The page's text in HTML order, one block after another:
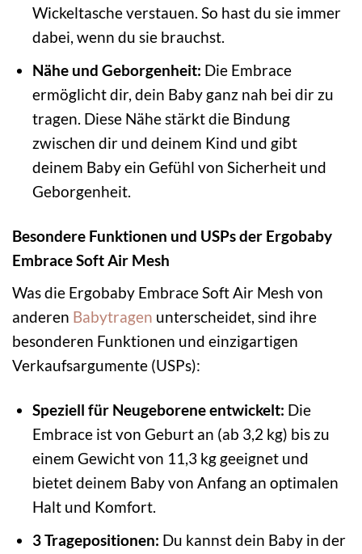
Wickeltasche verstauen. So hast du sie immer
dabei, wenn du sie brauchst.
Nähe und Geborgenheit: Die Embrace
ermöglicht dir, dein Baby ganz nah bei dir zu
tragen. Diese Nähe stärkt die Bindung
zwischen dir und deinem Kind und gibt
deinem Baby ein Gefühl von Sicherheit und
Geborgenheit.
Besondere Funktionen und USPs der Ergobaby
Embrace Soft Air Mesh
Was die Ergobaby Embrace Soft Air Mesh von
anderen Babytragen unterscheidet, sind ihre
besonderen Funktionen und einzigartigen
Verkaufsargumente (USPs):
Speziell für Neugeborene entwickelt: Die
Embrace ist von Geburt an (ab 3,2 kg) bis zu
einem Gewicht von 11,3 kg geeignet und
bietet deinem Baby von Anfang an optimalen
Halt und Komfort.
3 Tragepositionen: Du kannst dein Baby in der